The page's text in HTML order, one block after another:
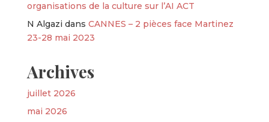
organisations de la culture sur l’AI ACT
N Algazi dans CANNES – 2 pièces face Martinez
23-28 mai 2023
Archives
juillet 2026
mai 2026